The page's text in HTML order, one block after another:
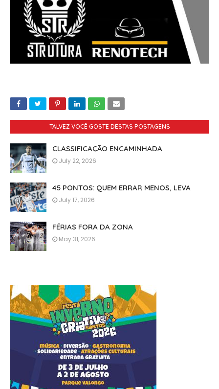
TALVEZ VOCÊ GOSTE DESTAS POSTAGENS
CLASSIFICAÇÃO ENCAMINHADA
July 22, 2026
45 PONTOS: QUEM ERRAR MENOS, LEVA
July 17, 2026
FÉRIAS FORA DA ZONA
May 31, 2026